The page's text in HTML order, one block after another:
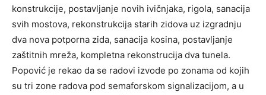
konstrukcije, postavljanje novih ivičnjaka, rigola, sanacija
svih mostova, rekonstrukcija starih zidova uz izgradnju
dva nova potporna zida, sanacija kosina, postavljanje
zaštitnih mreža, kompletna rekonstrucija dva tunela.
Popović je rekao da se radovi izvode po zonama od kojih
su tri zone radova pod semaforskom signalizacijom, a u